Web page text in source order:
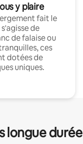
y plaire
fait le
de
de falaise ou
ces
dotées de
uniques.
longue durée